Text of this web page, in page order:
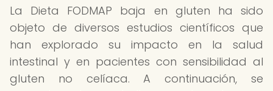
La Dieta FODMAP baja en gluten ha sido
objeto de diversos estudios científicos que
han explorado su impacto en la salud
intestinal y en pacientes con sensibilidad al
gluten no celíaca. A continuación, se